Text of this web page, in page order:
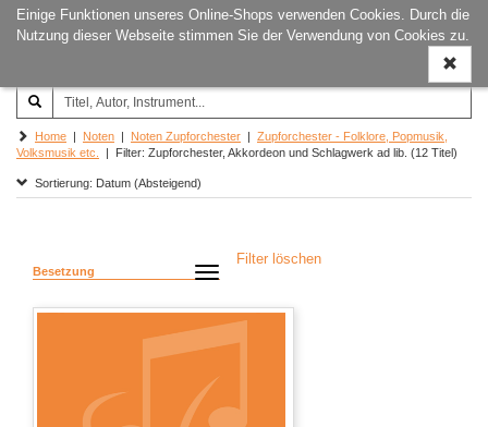
Einige Funktionen unseres Online-Shops verwenden Cookies. Durch die
Nutzung dieser Webseite stimmen Sie der Verwendung von Cookies zu.
ein-/
Joachim‐Trekel‐Musikverlag,
Hamburg
Home | Noten | Noten Zupforchester | Zupforchester - Folklore, Popmusik,
Volksmusik etc.
| Filter: Zupforchester, Akkordeon und Schlagwerk ad lib. (12 Titel)
Sortierung: Datum (Absteigend)
Besetzung
Filter löschen